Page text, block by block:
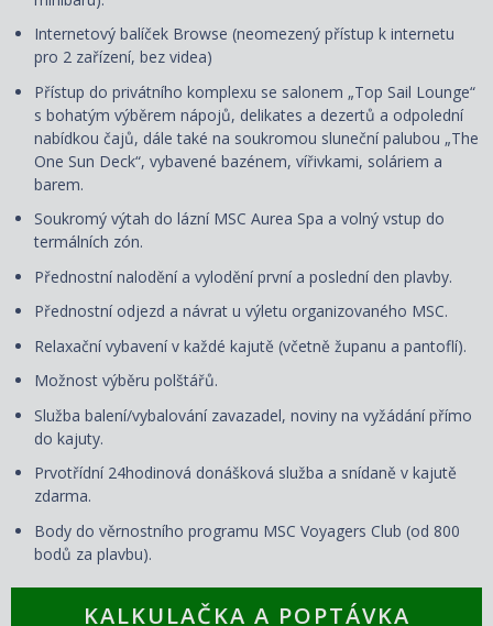
Internetový balíček Browse (neomezený přístup k internetu
pro 2 zařízení, bez videa)
Přístup do privátního komplexu se salonem „Top Sail Lounge“
s bohatým výběrem nápojů, delikates a dezertů a odpolední
nabídkou čajů, dále také na soukromou sluneční palubou „The
One Sun Deck“, vybavené bazénem, vířivkami, soláriem a
barem.
Soukromý výtah do lázní MSC Aurea Spa a volný vstup do
termálních zón.
Přednostní nalodění a vylodění první a poslední den plavby.
Přednostní odjezd a návrat u výletu organizovaného MSC.
Relaxační vybavení v každé kajutě (včetně županu a pantoflí).
Možnost výběru polštářů.
Služba balení/vybalování zavazadel, noviny na vyžádání přímo
do kajuty.
Prvotřídní 24hodinová donášková služba a snídaně v kajutě
zdarma.
Body do věrnostního programu MSC Voyagers Club (od 800
bodů za plavbu).
KALKULAČKA A POPTÁVKA